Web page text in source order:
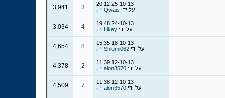
25-10-13
20:12
על ידי Qwais
3
3,941
24-10-13
19:48
על ידי Likey
4
3,034
18-10-13
15:35
על ידי Shlomi062
8
4,654
12-10-13
11:39
על ידי alon3570
2
4,378
12-10-13
11:38
על ידי alon3570
7
4,509